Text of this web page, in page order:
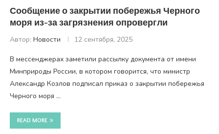
Сообщение о закрытии побережья Черного
моря из-за загрязнения опровергли
Автор: Новости 12 сентября, 2025
В мессенджерах заметили рассылку документа от имени
Минприроды России, в котором говорится, что министр
Александр Козлов подписал приказ о закрытии побережья
Черного моря …
READ MORE